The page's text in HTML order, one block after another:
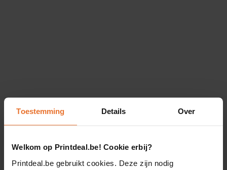
Toestemming Details Over
Welkom op Printdeal.be! Cookie erbij?
Printdeal.be gebruikt cookies. Deze zijn nodig